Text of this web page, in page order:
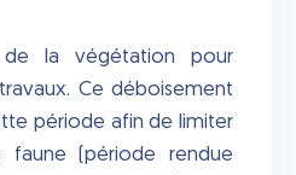
de la végétation pour
Ce déboisement
période afin de limiter
faune (période rendue